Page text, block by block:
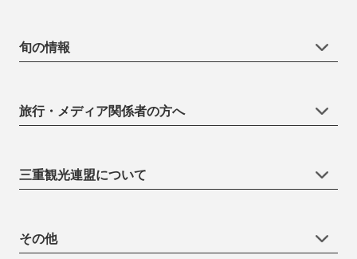
旬の情報
旅行・メディア関係者の方へ
三重観光連盟について
その他